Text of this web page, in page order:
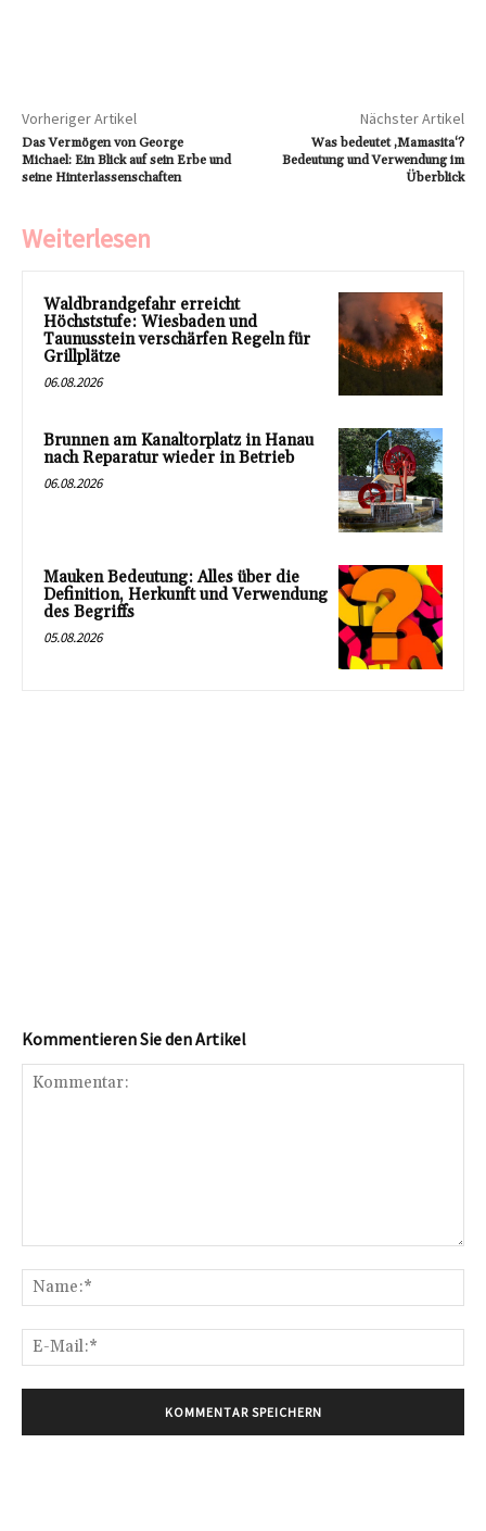
Vorheriger Artikel
Das Vermögen von George
Michael: Ein Blick auf sein Erbe und
seine Hinterlassenschaften
Nächster Artikel
Was bedeutet ‚Mamasita‘?
Bedeutung und Verwendung im
Überblick
Weiterlesen
Waldbrandgefahr erreicht
Höchststufe: Wiesbaden und
Taunusstein verschärfen Regeln für
Grillplätze
06.08.2026
Brunnen am Kanaltorplatz in Hanau
nach Reparatur wieder in Betrieb
06.08.2026
Mauken Bedeutung: Alles über die
Definition, Herkunft und Verwendung
des Begriffs
05.08.2026
Kommentieren Sie den Artikel